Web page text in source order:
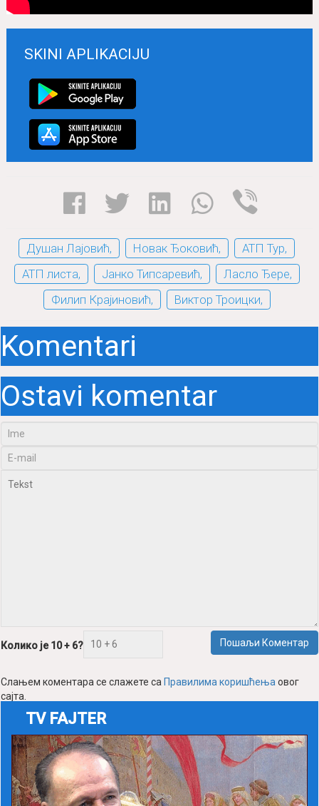
SKINI APLIKACIJU
Душан Лајовић, Новак Ђоковић,
АТП Тур,
АТП листа,
Јанко Типсаревић,
Ласло Ђере,
Филип Крајиновић,
Виктор Троицки,
Komentari
Ostavi komentar
Колико је 10 + 6? Пошаљи Коментар
Слањем коментара се слажете са Правилима коришћења овог
сајта.
TV FAJTER